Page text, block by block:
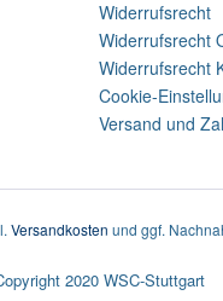
Widerrufsrecht
Widerrufsrecht
Widerrufsrecht
Cookie-
Versand und
Versandkosten und ggf.
2020 WSC-Stuttgart